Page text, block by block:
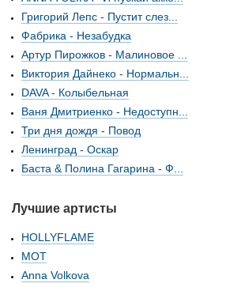
Григорий Лепс - Пустит слез...
Фабрика - Незабудка
Артур Пирожков - Малиновое ...
Виктория Дайнеко - Нормальн...
DAVA - Колыбельная
Ваня Дмитриенко - Недоступн...
Три дня дождя - Повод
Ленинград - Оскар
Баста & Полина Гагарина - Ф...
Лучшие артисты
HOLLYFLAME
МОТ
Anna Volkova